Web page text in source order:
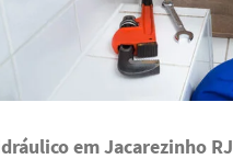
em Jacarezinho RJ